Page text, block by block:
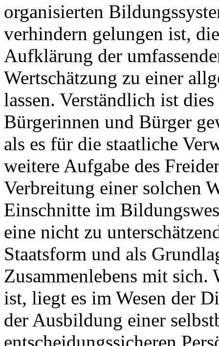
organisierten
verhindern gelungen ist,
Aufklärung der
Wertschätzung zu einer
lassen. Verständlich ist
Bürgerinnen und Bürger
als es für die staatliche
weitere Aufgabe des
Verbreitung einer solchen
Einschnitte im
eine nicht zu
Staatsform und als
Zusammenlebens mit sich.
ist, liegt es im Wesen der
der Ausbildung einer